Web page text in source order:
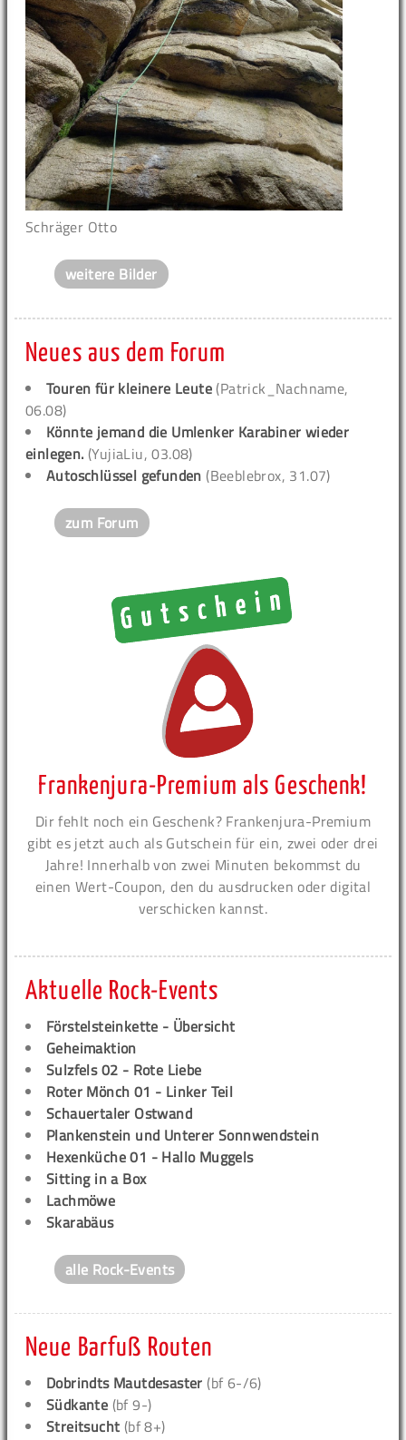
Schräger Otto
weitere Bilder
Neues aus dem Forum
Touren für kleinere Leute (Patrick_Nachname,
06.08)
Könnte jemand die Umlenker Karabiner wieder
einlegen. (YujiaLiu, 03.08)
Autoschlüssel gefunden (Beeblebrox, 31.07)
zum Forum
Frankenjura-Premium als Geschenk!
Dir fehlt noch ein Geschenk? Frankenjura-Premium
gibt es jetzt auch als Gutschein für ein, zwei oder drei
Jahre! Innerhalb von zwei Minuten bekommst du
einen Wert-Coupon, den du ausdrucken oder digital
verschicken kannst.
Aktuelle Rock-Events
Förstelsteinkette - Übersicht
Geheimaktion
Sulzfels 02 - Rote Liebe
Roter Mönch 01 - Linker Teil
Schauertaler Ostwand
Plankenstein und Unterer Sonnwendstein
Hexenküche 01 - Hallo Muggels
Sitting in a Box
Lachmöwe
Skarabäus
alle Rock-Events
Neue Barfuß Routen
Dobrindts Mautdesaster (bf 6-/6)
Südkante (bf 9-)
Streitsucht (bf 8+)